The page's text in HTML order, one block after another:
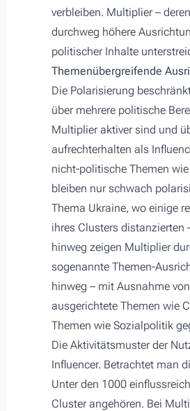
verbleiben. Multiplier –
durchweg höhere
politischer Inhalte
Themenübergreifende
Die Polarisierung
über mehrere politische
Multiplier aktiver sind und
aufrechterhalten als
nicht-politische Themen
bleiben nur schwach
Thema Ukraine, wo einige
ihres Clusters distanzierten
hinweg zeigen Multiplier
sogenannte Themen-
hinweg – mit Ausnahme
ausgerichtete Themen wie
Themen wie Sozialpolitik
Die Aktivitätsmuster der
Influencer. Betrachtet man
Unter den 1000
Cluster angehören. Bei